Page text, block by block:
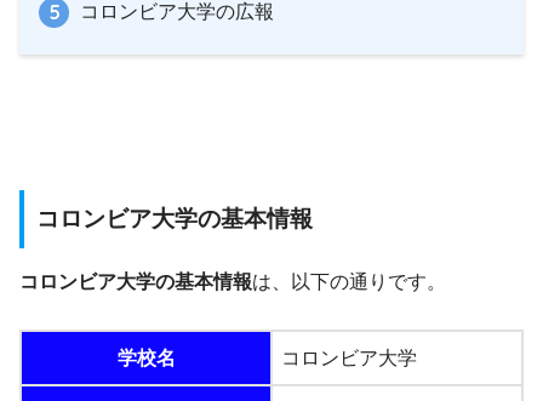
コロンビア大学の広報
コロンビア大学の基本情報
コロンビア大学の基本情報は、以下の通りです。
学校名 コロンビア大学